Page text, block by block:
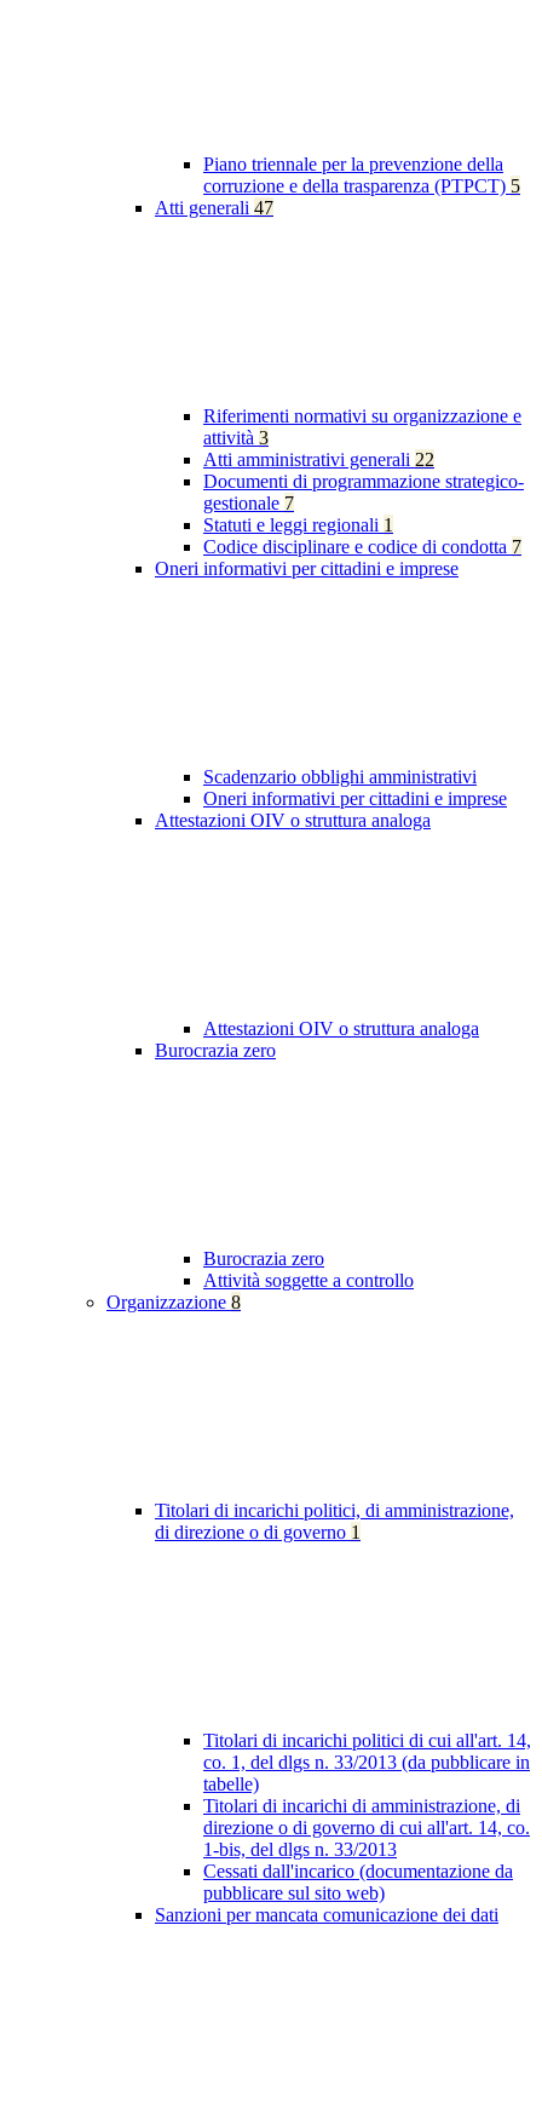
Piano triennale per la prevenzione della
corruzione e della trasparenza (PTPCT) 5
Atti generali 47
Riferimenti normativi su organizzazione e
attività 3
Atti amministrativi generali 22
Documenti di programmazione strategico-
gestionale 7
Statuti e leggi regionali 1
Codice disciplinare e codice di condotta 7
Oneri informativi per cittadini e imprese
Scadenzario obblighi amministrativi
Oneri informativi per cittadini e imprese
Attestazioni OIV o struttura analoga
Attestazioni OIV o struttura analoga
Burocrazia zero
Burocrazia zero
Attività soggette a controllo
Organizzazione 8
Titolari di incarichi politici, di amministrazione,
di direzione o di governo 1
Titolari di incarichi politici di cui all'art. 14,
co. 1, del dlgs n. 33/2013 (da pubblicare in
tabelle)
Titolari di incarichi di amministrazione, di
direzione o di governo di cui all'art. 14, co.
1-bis, del dlgs n. 33/2013
Cessati dall'incarico (documentazione da
pubblicare sul sito web)
Sanzioni per mancata comunicazione dei dati